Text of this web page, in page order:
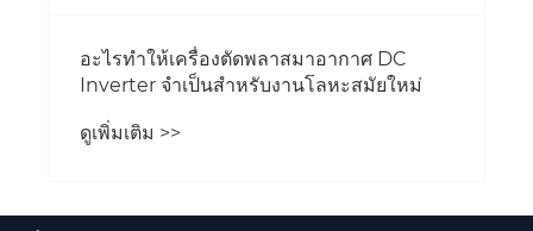
อะไรทำให้เครื่องตัดพลาสมาอากาศ DC
Inverter จำเป็นสำหรับงานโลหะสมัยใหม่
ดูเพิ่มเติม >>